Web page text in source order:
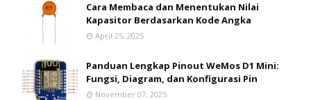
Cara Membaca dan Menentukan Nilai
Kapasitor Berdasarkan Kode Angka
April 25, 2025
Panduan Lengkap Pinout WeMos D1 Mini:
Fungsi, Diagram, dan Konfigurasi Pin
November 07, 2025